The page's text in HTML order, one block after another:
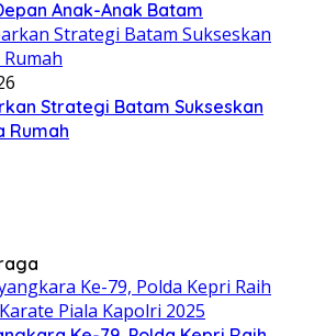
Anak-Anak Batam
Strategi Batam Sukseskan
Rumah